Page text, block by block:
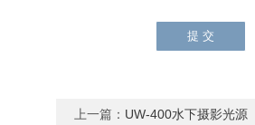
请输入计算结果
=7
上一篇： UW-400水下摄影光源